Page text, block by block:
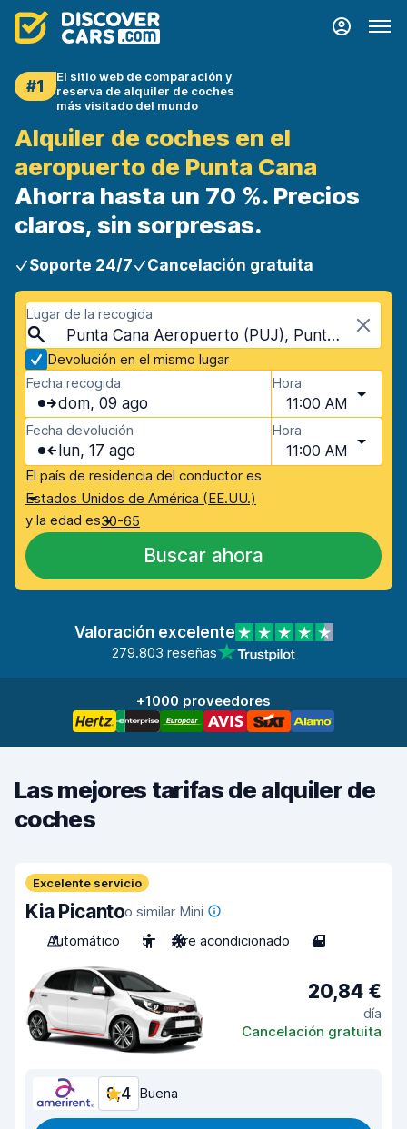
#1
El sitio web de comparación y
reserva de alquiler de coches
más visitado del mundo
Alquiler de coches en el
aeropuerto de Punta Cana
Ahorra hasta un 70 %. Precios
claros, sin sorpresas.
Soporte 24/7 Cancelación gratuita
Lugar de la recogida
Punta Cana Aeropuerto (PUJ), Punta Cana, República Dominicana
Devolución en el mismo lugar
Fecha recogida
dom, 09 ago
Hora
11:00 AM
Fecha devolución
lun, 17 ago
Hora
11:00 AM
El país de residencia del conductor es
Estados Unidos de América (EE.UU.)
y la edad es30-65
Buscar ahora
Valoración excelente
279.803 reseñas
+1000 proveedores
Las mejores tarifas de alquiler de
coches
Excelente servicio
Kia Picantoo similar Mini
Automático
5 Aire acondicionado 4
20,84 €
día
Cancelación gratuita
8,4 Buena